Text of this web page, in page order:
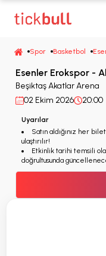
Spor Basketbol
Esenler Erokspor -
Beşiktaş Akatlar Arena
02 Ekim 2026
20:00
Uyarılar
Satın aldığınız her bilet
ulaştırılır!
Etkinlik tarihi temsili
doğrultusunda